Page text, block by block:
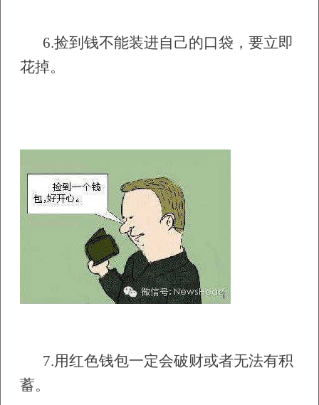
6.捡到钱不能装进自己的口袋，要立即
花掉。
7.用红色钱包一定会破财或者无法有积
蓄。